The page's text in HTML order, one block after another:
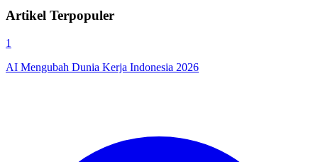
Artikel Terpopuler
1
AI Mengubah Dunia Kerja Indonesia 2026